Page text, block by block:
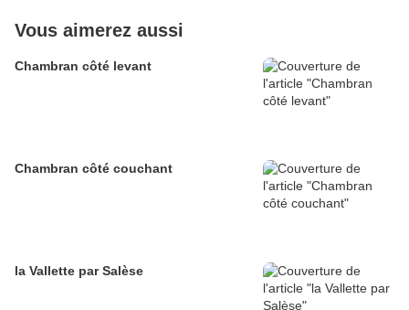
Vous aimerez aussi
Chambran côté levant
Chambran côté couchant
la Vallette par Salèse